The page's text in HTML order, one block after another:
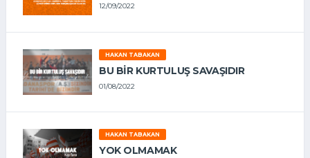
12/09/2022
HAKAN TABAKAN
BU BİR KURTULUŞ SAVAŞIDIR
01/08/2022
HAKAN TABAKAN
YOK OLMAMAK